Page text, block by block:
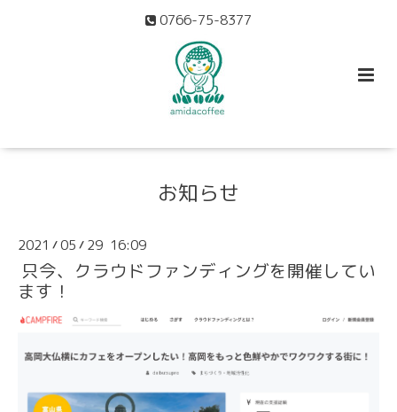
0766-75-8377
お知らせ
2021 /05 / 29 16:09
只今、クラウドファンディングを開催してい
ます！